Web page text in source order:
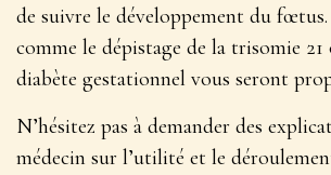
de suivre le développement du fœtus.
comme le dépistage de la trisomie
diabète gestationnel vous seront
N’hésitez pas à demander des
médecin sur l’utilité et le